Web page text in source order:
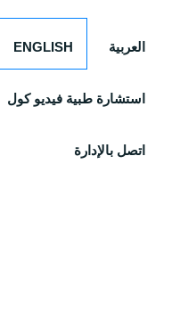
العربية ENGLISH
استشارة طبية فيديو كول
اتصل بالإدارة